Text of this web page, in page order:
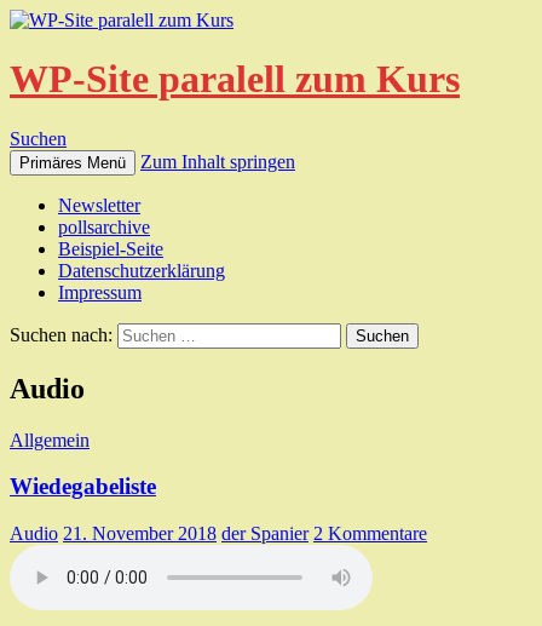
WP-Site paralell zum Kurs
Suchen
Primäres Menü Zum Inhalt springen
Newsletter
pollsarchive
Beispiel-Seite
Datenschutzerklärung
Impressum
Suchen nach:
Audio
Allgemein
Wiedegabeliste
Audio 21. November 2018 der Spanier 2 Kommentare